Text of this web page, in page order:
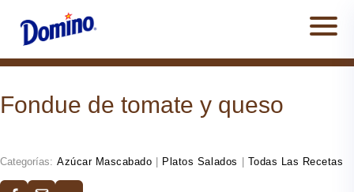
Fondue de tomate y queso
Categorías: Azúcar Mascabado Platos Salados Todas Las Recetas